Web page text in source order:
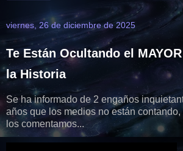
viernes, 26 de diciembre de 2025
Te Están Ocultando el
la Historia
Se ha informado de 2 engaños
años que los medios no están
los comentamos...